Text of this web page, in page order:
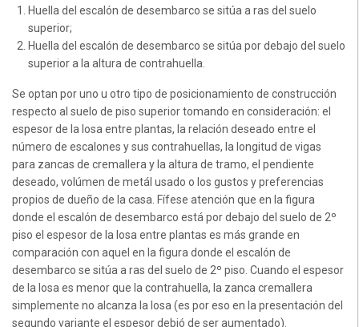
Huella del escalón de desembarco se sitúa a ras del suelo
superior;
Huella del escalón de desembarco se sitúa por debajo del suelo
superior a la altura de contrahuella.
Se optan por uno u otro tipo de posicionamiento de construcción
respecto al suelo de piso superior tomando en consideración: el
espesor de la losa entre plantas, la relación deseado entre el
número de escalones y sus contrahuellas, la longitud de vigas
para zancas de cremallera y la altura de tramo, el pendiente
deseado, volúmen de metál usado o los gustos y preferencias
propios de dueño de la casa. Fífese atención que en la figura
donde el escalón de desembarco está por debajo del suelo de 2º
piso el espesor de la losa entre plantas es más grande en
comparación con aquel en la figura donde el escalón de
desembarco se sitúa a ras del suelo de 2º piso. Cuando el espesor
de la losa es menor que la contrahuella, la zanca cremallera
simplemente no alcanza la losa (es por eso en la presentación del
segundo variante el espesor debió de ser aumentado).